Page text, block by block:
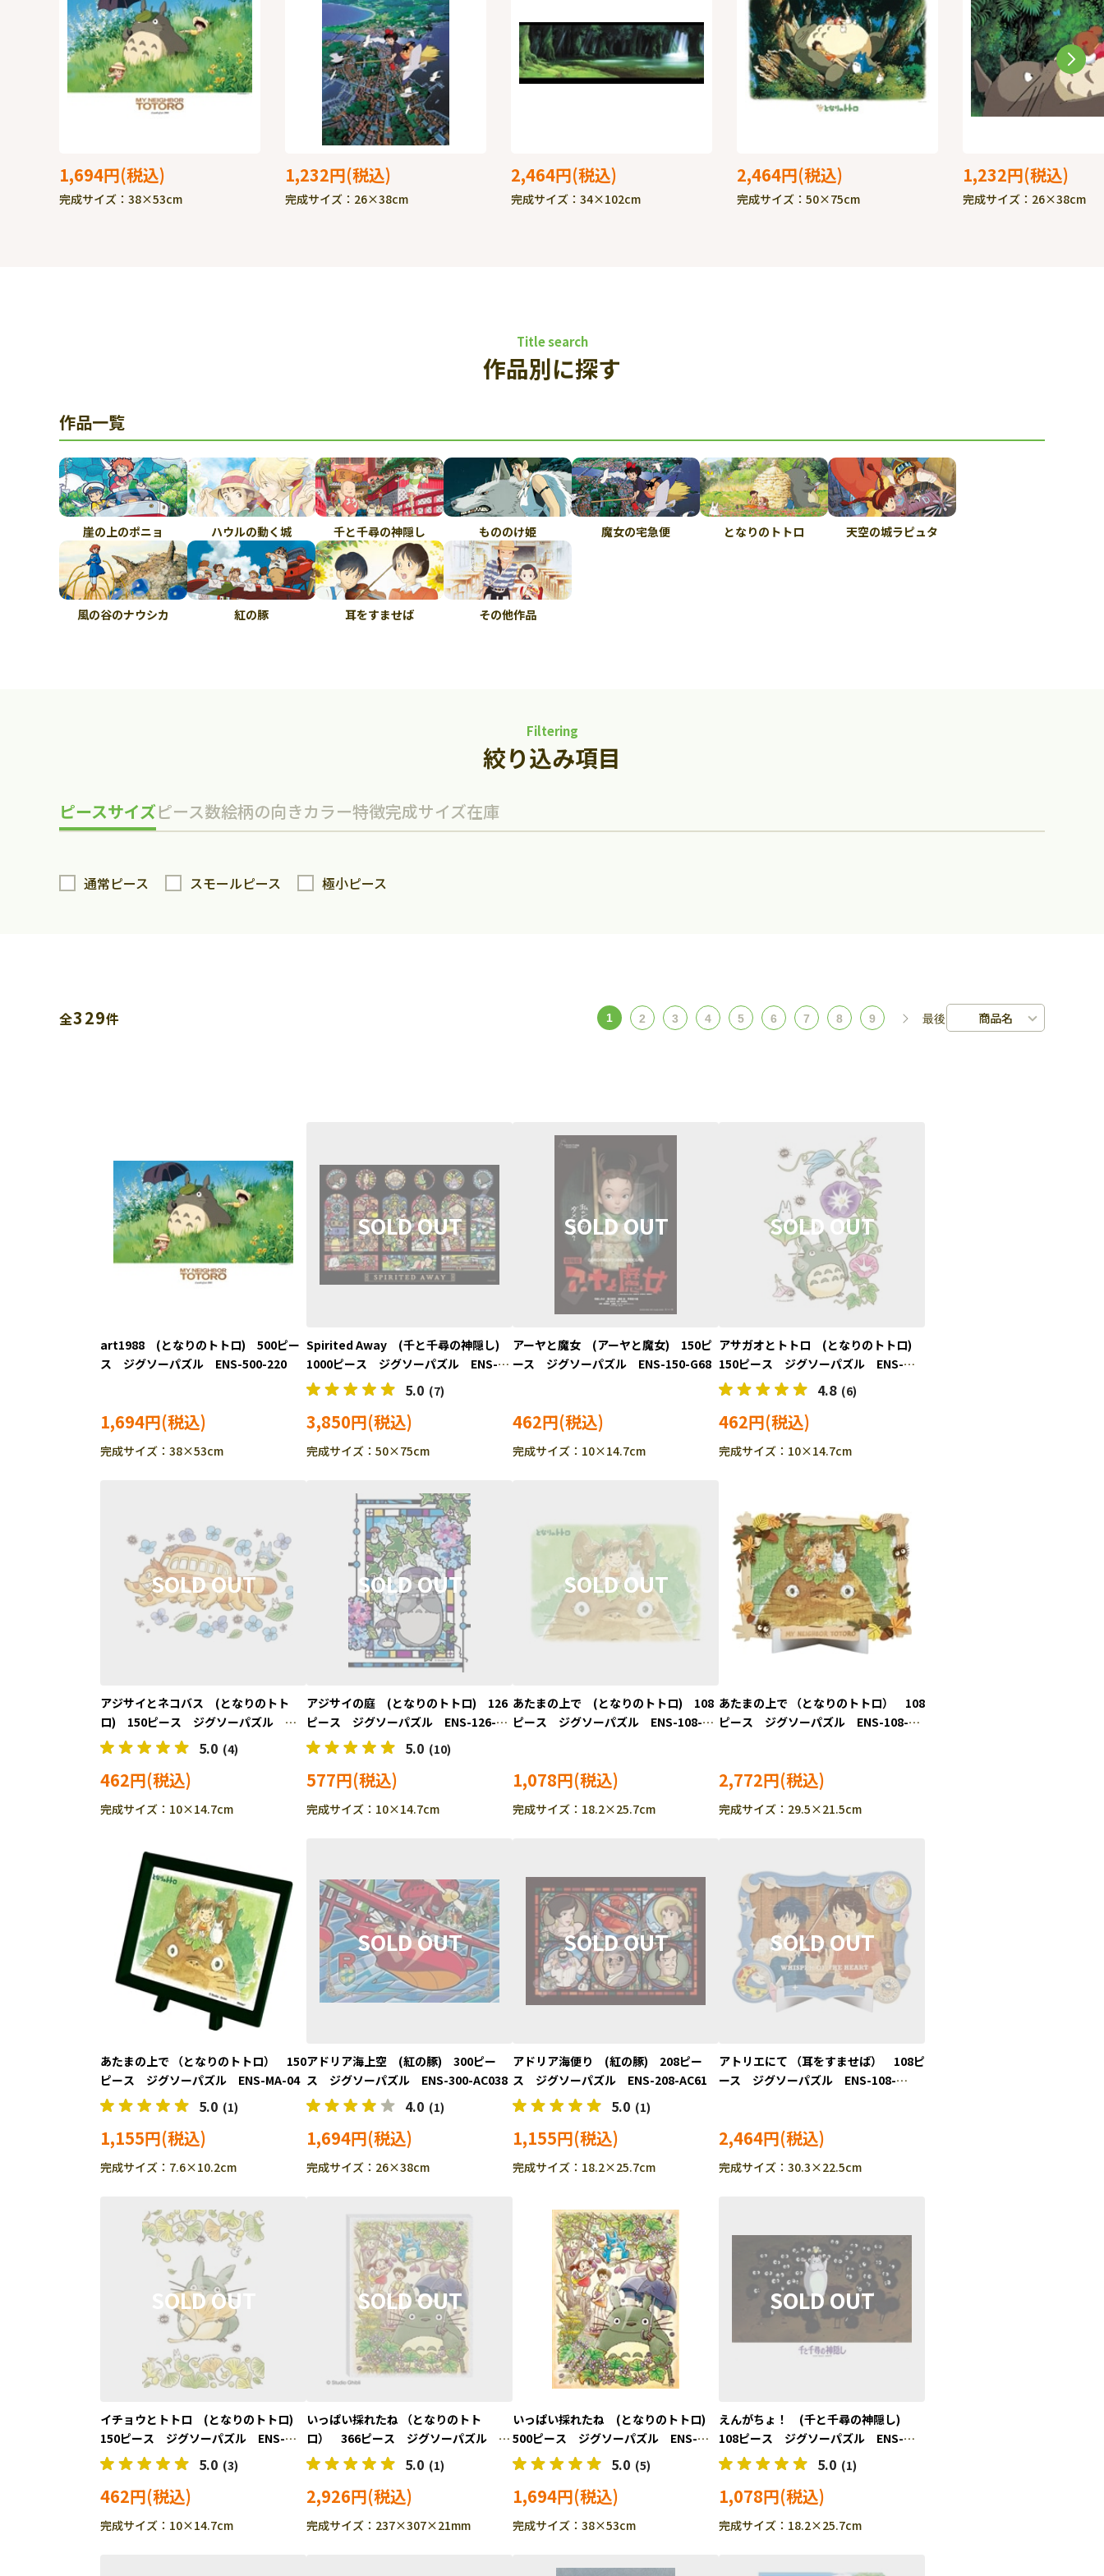
1,694円
完成サイズ：38×53cm
1,232円
完成サイズ：26×38cm
2,464円
完成サイズ：34×102cm
2,464円
完成サイズ：50×75cm
1,232円
完成サイズ：26×38cm
Title search
作品別に探す
作品一覧
崖の上のポニョ ハウルの動く城 千と千尋の神隠し もののけ姫 魔女の宅急便 となりのトトロ 天空の城ラピュタ
風の谷のナウシカ 紅の豚 耳をすませば その他作品
Filtering
絞り込み項目
ピースサイズピース数絵柄の向きカラー特徴完成サイズ在庫
通常ピース スモールピース 極小ピース
全329件 1 2 3 4 5 6 7 8 9 最後 商品名
art1988 (となりのトトロ) 500ピー
ス ジグソーパズル ENS-500-220
1,694円
完成サイズ：38×53cm
Spirited Away (千と千尋の神隠し)
1000ピース ジグソーパズル ENS-
1000-AC017
5.0 (7)
3,850円
完成サイズ：50×75cm
アーヤと魔女 (アーヤと魔女) 150ピ
ース ジグソーパズル ENS-150-G68
462円
完成サイズ：10×14.7cm
アサガオとトトロ (となりのトトロ)
150ピース ジグソーパズル ENS-
150-G56
4.8 (6)
462円
完成サイズ：10×14.7cm
アジサイとネコバス (となりのトト
ロ) 150ピース ジグソーパズル
ENS-150-G58
5.0 (4)
462円
完成サイズ：10×14.7cm
アジサイの庭 (となりのトトロ) 126
ピース ジグソーパズル ENS-126-
AC61
5.0 (10)
577円
完成サイズ：10×14.7cm
あたまの上で (となりのトトロ) 108
ピース ジグソーパズル ENS-108-
1,078円
完成サイズ：18.2×25.7cm
あたまの上で （となりのトトロ） 108
ピース ジグソーパズル ENS-108-
2,772円
完成サイズ：29.5×21.5cm
あたまの上で （となりのトトロ） 150
ピース ジグソーパズル ENS-MA-04
5.0 (1)
1,155円
完成サイズ：7.6×10.2cm
アドリア海上空 (紅の豚) 300ピー
ス ジグソーパズル ENS-300-AC038
4.0 (1)
1,694円
完成サイズ：26×38cm
アドリア海便り (紅の豚) 208ピー
ス ジグソーパズル ENS-208-AC61
5.0 (1)
1,155円
完成サイズ：18.2×25.7cm
アトリエにて （耳をすませば） 108ピ
ース ジグソーパズル ENS-108-
2,464円
完成サイズ：30.3×22.5cm
イチョウとトトロ (となりのトトロ)
150ピース ジグソーパズル ENS-
150-G57
5.0 (3)
462円
完成サイズ：10×14.7cm
いっぱい採れたね （となりのトト
ロ） 366ピース ジグソーパズル
ENS-ATB-55
5.0 (1)
2,926円
完成サイズ：237×307×21mm
いっぱい採れたね (となりのトトロ)
500ピース ジグソーパズル ENS-
500-273
5.0 (5)
1,694円
完成サイズ：38×53cm
えんがちょ！ (千と千尋の神隠し)
108ピース ジグソーパズル ENS-
108-625
5.0 (1)
1,078円
完成サイズ：18.2×25.7cm